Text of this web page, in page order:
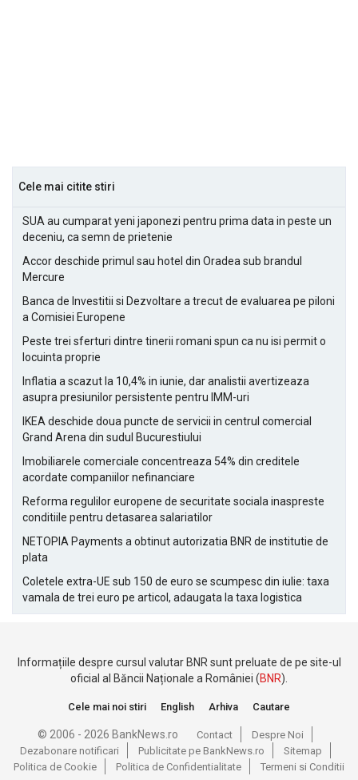
Cele mai citite stiri
SUA au cumparat yeni japonezi pentru prima data in peste un
deceniu, ca semn de prietenie
Accor deschide primul sau hotel din Oradea sub brandul
Mercure
Banca de Investitii si Dezvoltare a trecut de evaluarea pe piloni
a Comisiei Europene
Peste trei sferturi dintre tinerii romani spun ca nu isi permit o
locuinta proprie
Inflatia a scazut la 10,4% in iunie, dar analistii avertizeaza
asupra presiunilor persistente pentru IMM-uri
IKEA deschide doua puncte de servicii in centrul comercial
Grand Arena din sudul Bucurestiului
Imobiliarele comerciale concentreaza 54% din creditele
acordate companiilor nefinanciare
Reforma regulilor europene de securitate sociala inaspreste
conditiile pentru detasarea salariatilor
NETOPIA Payments a obtinut autorizatia BNR de institutie de
plata
Coletele extra-UE sub 150 de euro se scumpesc din iulie: taxa
vamala de trei euro pe articol, adaugata la taxa logistica
Informațiile despre cursul valutar BNR sunt preluate de pe site-ul
oficial al Băncii Naționale a României (BNR).
Cele mai noi stiri English Arhiva Cautare
© 2006 - 2026 BankNews.ro Contact
Despre Noi
Dezabonare notificari
Publicitate pe BankNews.ro
Sitemap
Politica de Cookie
Politica de Confidentialitate Termeni si Conditii